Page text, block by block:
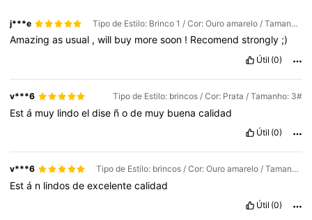
j***e Tipo de Estilo: Brinco 1 / Cor: Ouro amarelo / Tamanho: 2#
Amazingas usual ,will buy moresoon ! Recomendstrongly ;)
Útil (0)
v***6 Tipo de Estilo: brincos / Cor: Prata / Tamanho: 3#
Está muy lindoeldise ñode muy buenacalidad
Útil (0)
v***6 Tipo de Estilo: brincos / Cor: Ouro amarelo / Tamanho: 3#
Está n lindosdeexcelentecalidad
Útil (0)